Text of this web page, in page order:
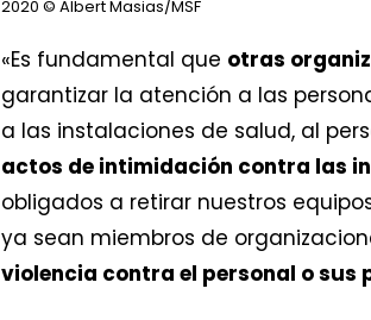
2020 © Albert Masias/MSF
«Es fundamental que otras
garantizar la atención a las
a las instalaciones de salud, al
actos de intimidación contra las
obligados a retirar nuestros
ya sean miembros de
violencia contra el personal o sus